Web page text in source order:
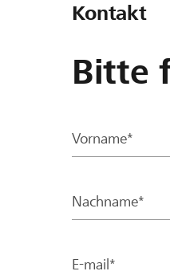
Kontakt
Bitte
Vorname*
Nachname*
E-mail*